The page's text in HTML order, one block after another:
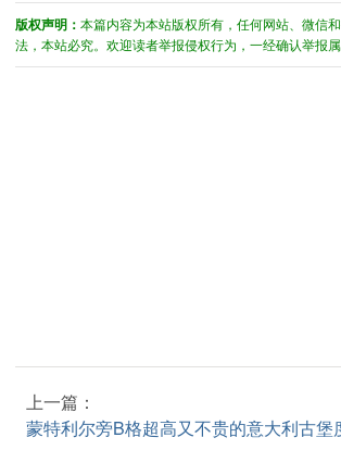
版权声明： 本篇内容为本站版权所有，任何网站、微信
法，本站必究。欢迎读者举报侵权行为，一经确认举报属
上一篇：
蒙特利尔旁B格超高又不贵的意大利古堡